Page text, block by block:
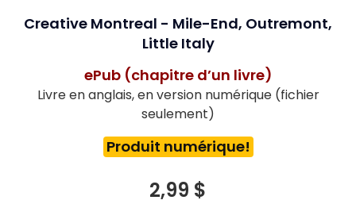
Creative Montreal - Mile-End, Outremont,
Little Italy
ePub (chapitre d’un livre)
Livre en anglais, en version numérique (fichier
seulement)
Produit numérique!
2,99 $